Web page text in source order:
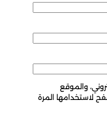
والموقع
لاستخدامها المرة